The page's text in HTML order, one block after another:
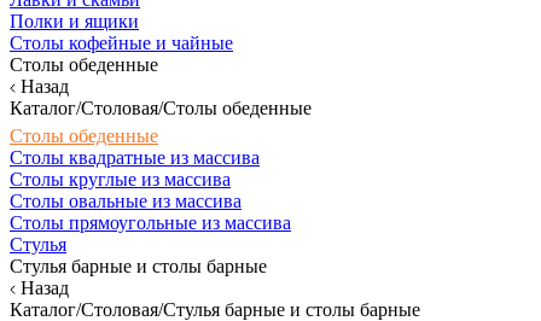
Полки и ящики
Столы кофейные и чайные
Столы обеденные
Назад
Каталог/Столовая/Столы обеденные
Столы обеденные
Столы квадратные из массива
Столы круглые из массива
Столы овальные из массива
Столы прямоугольные из массива
Стулья
Стулья барные и столы барные
Назад
Каталог/Столовая/Стулья барные и столы барные